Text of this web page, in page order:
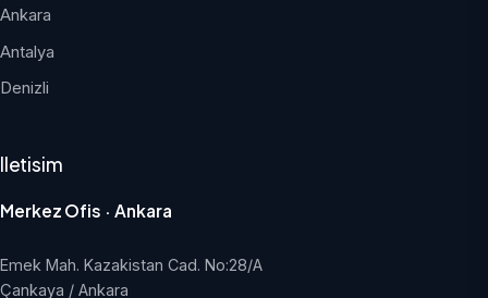
Ankara
Antalya
Denizli
Iletisim
Merkez Ofis · Ankara
Emek Mah. Kazakistan Cad. No:28/A
Çankaya / Ankara